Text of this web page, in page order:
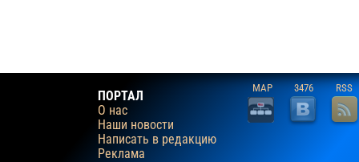
ПОРТАЛ
О нас
Наши новости
Написать в редакцию
Реклама
MAP 3476 RSS